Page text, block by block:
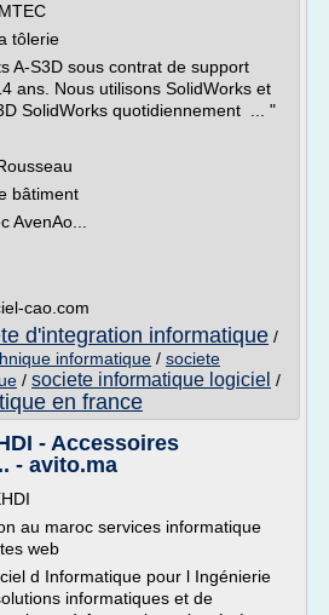
tôlerie
A-S3D sous contrat de support
ans. Nous utilisons SolidWorks et
SolidWorks quotidiennement ... "
bâtiment
AvenAo...
cao.com
d'integration informatique /
informatique / societe
/ societe informatique logiciel /
en france
- Accessoires
- avito.ma
au maroc services informatique
web
d Informatique pour l Ingénierie
informatiques et de